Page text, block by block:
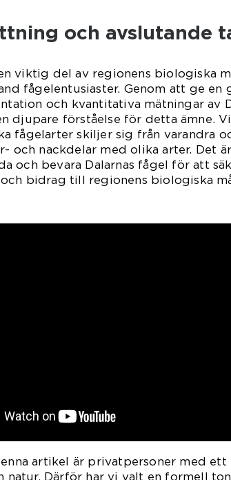
och avslutande
viktig del av regionens biologiska
fågelentusiaster. Genom att ge en
och kvantitativa mätningar av
djupare förståelse för detta ämne. Vi
fågelarter skiljer sig från varandra
och nackdelar med olika arter. Det
och bevara Dalarnas fågel för att
bidrag till regionens biologiska
artikel är privatpersoner med ett
natur. Därför har vi valt en formell